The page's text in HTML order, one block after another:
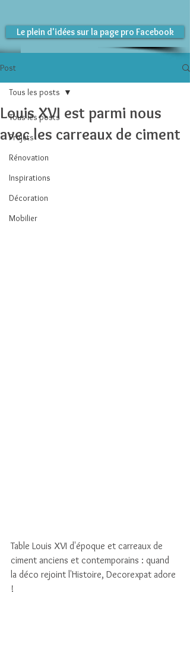
Le plein d'idées sur la page pro Facebook
Post
Tous les posts
Projets
Rénovation
Inspirations
Décoration
Mobilier
Tous les posts
Louis XVI est parmi nous
avec les carreaux de ciment
Table Louis XVI d'époque et carreaux de
ciment anciens et contemporains : quand
la déco rejoint l'Histoire, Decorexpat adore
!